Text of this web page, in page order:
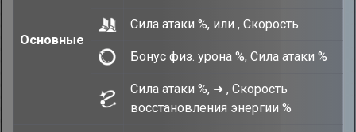
Основные
Сила атаки %, или , Скорость
Бонус физ. урона %, Сила атаки %
Сила атаки %, ➜ , Скорость
восстановления энергии %